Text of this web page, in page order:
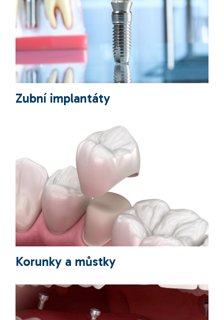
Zubní implantáty
Korunky a můstky